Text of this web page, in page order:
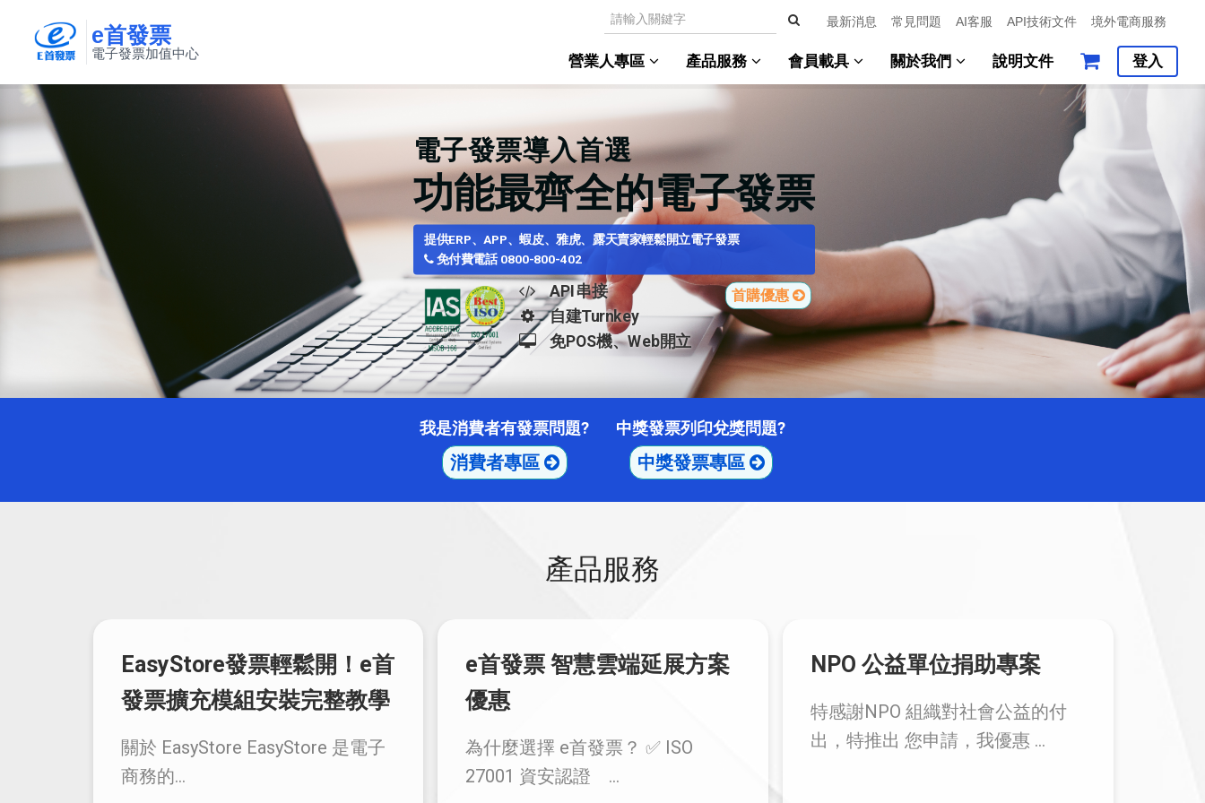
e首發票
電子發票加值中心
最新消息 常見問題 AI客服 API技術文件 境外電商服務
營業人專區 產品服務 會員載具 關於我們 說明文件 登入
電子發票導入首選
功能最齊全的電子發票
提供ERP、APP、蝦皮、雅虎、露天賣家輕鬆開立電子發票
免付費電話 0800-800-402
API串接
自建Turnkey
免POS機、Web開立
首購優惠
我是消費者有發票問題?
消費者專區
中獎發票列印兌獎問題?
中獎發票專區
產品服務
EasyStore發票輕鬆開！e首
發票擴充模組安裝完整教學
關於 EasyStore EasyStore 是電子
商務的...
e首發票 智慧雲端延展方案
優惠
為什麼選擇 e首發票？ ✅ ISO
27001 資安認證 ...
NPO 公益單位捐助專案
特感謝NPO 組織對社會公益的付
出，特推出 您申請，我優惠 ...